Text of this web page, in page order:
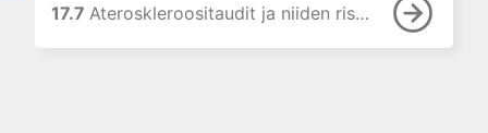
9. Laboratoriolaitteet
10. Neste-, elektrolyytti- ja
17.7 Ateroskleroositaudit ja niiden riskin arviointi